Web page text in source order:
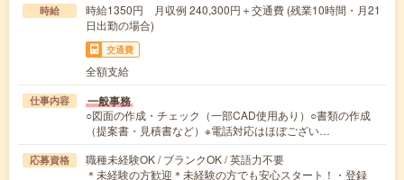
時給
時給1350円 月収例 240,300円＋交通費 (残業10時間・月21
日出勤の場合)
交通費
全額支給
仕事内容 一般事務
○図面の作成・チェック（一部CAD使用あり）○書類の作成
（提案書・見積書など）※電話対応はほぼござい…
応募資格
職種未経験OK / ブランクOK / 英語力不要
＊未経験の方歓迎＊未経験の方でも安心スタート！・登録